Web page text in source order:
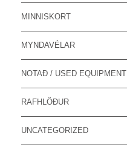
MINNISKORT
MYNDAVÉLAR
NOTAÐ / USED EQUIPMENT
RAFHLÖÐUR
UNCATEGORIZED